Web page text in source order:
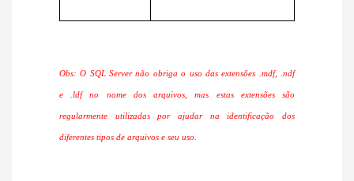
Obs: O SQL Server não obriga o uso das extensões .mdf, .ndf
e .ldf no nome dos arquivos, mas estas extensões são
regularmente utilizadas por ajudar na identificação dos
diferentes tipos de arquivos e seu uso.